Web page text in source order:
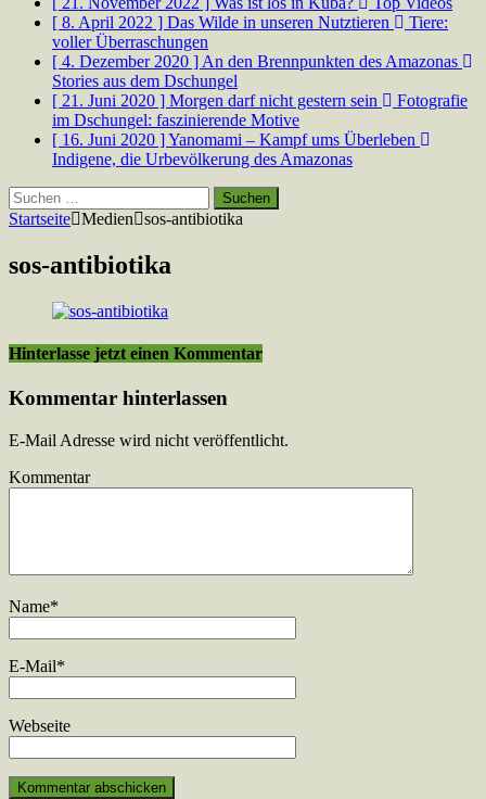
[ 8. April 2022 ] Das Wilde in unseren Nutztieren
Tiere:
voller Überraschungen
[ 4. Dezember 2020 ] An den Brennpunkten des Amazonas
Stories aus dem Dschungel
[ 21. Juni 2020 ] Morgen darf nicht gestern sein
Fotografie
im Dschungel: faszinierende Motive
[ 16. Juni 2020 ]Yanomami – Kampf ums Überleben
Indigene, die Urbevölkerung des Amazonas
Suchen
nach:
Startseite Medien sos-antibiotika
sos-antibiotika
Hinterlasse jetzt einen Kommentar
Kommentar hinterlassen
E-Mail Adresse wird nicht veröffentlicht.
Kommentar
Name*
E-Mail*
Webseite